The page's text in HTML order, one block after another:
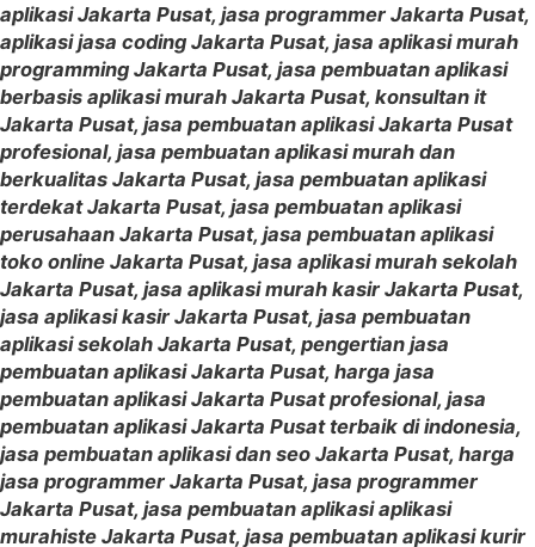
aplikasi Jakarta Pusat, jasa programmer Jakarta Pusat,
aplikasi jasa coding Jakarta Pusat, jasa aplikasi murah
programming Jakarta Pusat, jasa pembuatan aplikasi
berbasis aplikasi murah Jakarta Pusat, konsultan it
Jakarta Pusat, jasa pembuatan aplikasi Jakarta Pusat
profesional, jasa pembuatan aplikasi murah dan
berkualitas Jakarta Pusat, jasa pembuatan aplikasi
terdekat Jakarta Pusat, jasa pembuatan aplikasi
perusahaan Jakarta Pusat, jasa pembuatan aplikasi
toko online Jakarta Pusat, jasa aplikasi murah sekolah
Jakarta Pusat, jasa aplikasi murah kasir Jakarta Pusat,
jasa aplikasi kasir Jakarta Pusat, jasa pembuatan
aplikasi sekolah Jakarta Pusat, pengertian jasa
pembuatan aplikasi Jakarta Pusat, harga jasa
pembuatan aplikasi Jakarta Pusat profesional, jasa
pembuatan aplikasi Jakarta Pusat terbaik di indonesia,
jasa pembuatan aplikasi dan seo Jakarta Pusat, harga
jasa programmer Jakarta Pusat, jasa programmer
Jakarta Pusat, jasa pembuatan aplikasi aplikasi
murahiste Jakarta Pusat, jasa pembuatan aplikasi kurir